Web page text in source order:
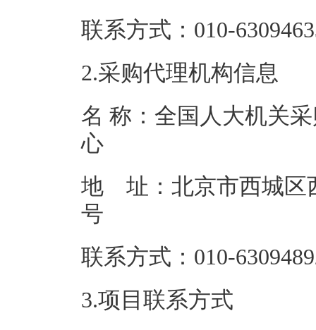
联系方式：
2.采购代理机构信息
名 称：全国人大机关
地 址：北京市西城区
联系方式
3.项目联系方式